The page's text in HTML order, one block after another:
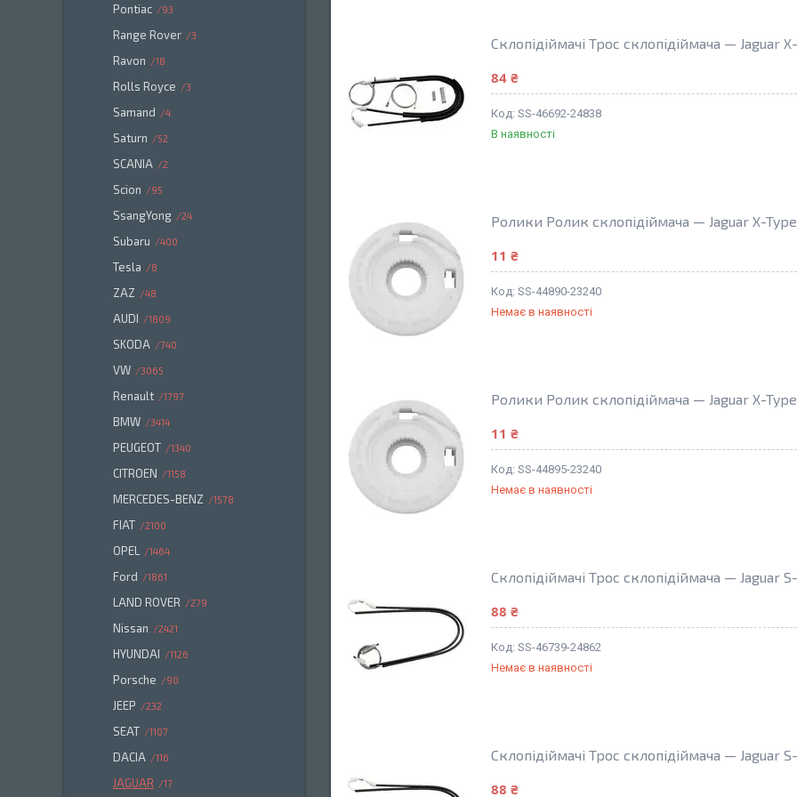
Склопідіймачі Трос склопідіймача — Jaguar
84 ₴
SS-46692-24838
В наявності
Ролики Ролик склопідіймача — Jaguar X-Type
11 ₴
SS-44890-23240
Немає в наявності
Ролики Ролик склопідіймача — Jaguar X-Type
11 ₴
SS-44895-23240
Немає в наявності
Склопідіймачі Трос склопідіймача — Jaguar
88 ₴
SS-46739-24862
Немає в наявності
Склопідіймачі Трос склопідіймача — Jaguar
88 ₴
Pontiac 93
Range Rover 3
Ravon 18
Rolls Royce 3
Samand 4
Saturn 52
SCANIA 2
Scion 95
SsangYong 24
Subaru 400
Tesla 8
ZAZ 48
AUDI 1809
SKODA 740
VW 3065
Renault 1797
BMW 3414
PEUGEOT 1340
CITROEN 1158
MERCEDES-BENZ 1578
FIAT 2100
OPEL 1464
Ford 1861
LAND ROVER 279
Nissan 2421
HYUNDAI 1126
Porsche 90
JEEP 232
SEAT 1107
DACIA 116
JAGUAR 17